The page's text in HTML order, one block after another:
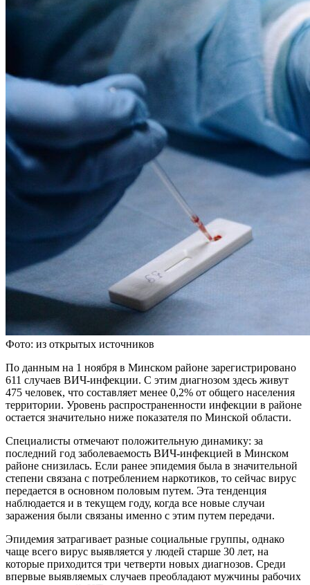
Фото: из открытых источников
По данным на 1 ноября в Минском районе зарегистрировано
611 случаев ВИЧ-инфекции. С этим диагнозом здесь живут
475 человек, что составляет менее 0,2% от общего населения
территории. Уровень распространенности инфекции в районе
остается значительно ниже показателя по Минской области.
Специалисты отмечают положительную динамику: за
последний год заболеваемость ВИЧ-инфекцией в Минском
районе снизилась. Если ранее эпидемия была в значительной
степени связана с потреблением наркотиков, то сейчас вирус
передается в основном половым путем. Эта тенденция
наблюдается и в текущем году, когда все новые случаи
заражения были связаны именно с этим путем передачи.
Эпидемия затрагивает разные социальные группы, однако
чаще всего вирус выявляется у людей старше 30 лет, на
которые приходится три четверти новых диагнозов. Среди
впервые выявляемых случаев преобладают мужчины рабочих